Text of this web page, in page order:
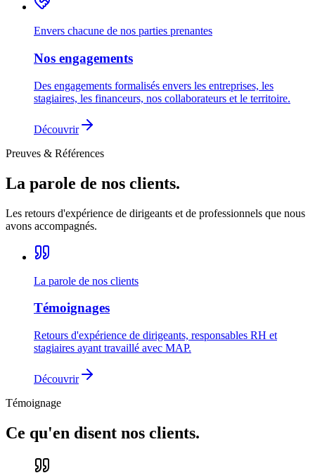
Envers chacune de nos parties prenantes
Nos engagements
Des engagements formalisés envers les entreprises, les
stagiaires, les financeurs, nos collaborateurs et le territoire.
Découvrir
Preuves & Références
La parole de nos clients.
Les retours d'expérience de dirigeants et de professionnels que nous
avons accompagnés.
La parole de nos clients
Témoignages
Retours d'expérience de dirigeants, responsables RH et
stagiaires ayant travaillé avec MAP.
Découvrir
Témoignage
Ce qu'en disent nos clients.